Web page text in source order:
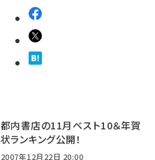
都内書店の11月ベスト10＆年賀
状ランキング公開！
2007年12月22日 20:00